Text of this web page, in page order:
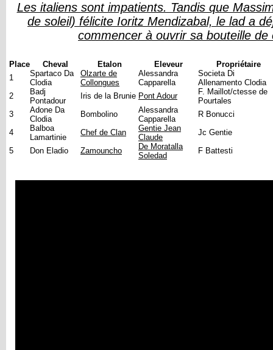
Les italiens sont impatients. Tandis que
de soleil) félicite Ioritz Mendizabal, le lad a
commencer à ouvrir sa bouteille de
Place Cheval Etalon Eleveur
Propriétaire
1
Spartaco Da
Clodia
Olzarte de
Collongues
Alessandra
Capparella
Societa Di
Allenamento Clodia
2
Badj
Pontadour
Iris de la Brunie Pont Adour
F. Maillot/ctesse de
Pourtales
3
Adone Da
Clodia
Bombolino
Alessandra
Capparella
R Bonucci
4
Balboa
Lamartinie
Chef de Clan
Gentie Jean
Claude
Jc Gentie
5
Don Eladio Zamouncho
De Moratalla
Soledad
F Battesti